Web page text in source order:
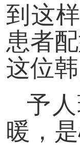
到这
患者
这位
予
暖，